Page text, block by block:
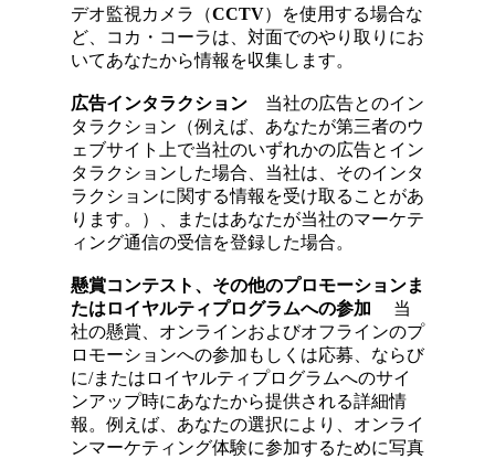
デオ監視カメラ（CCTV）を使用する場合な
ど、コカ・コーラは、対面でのやり取りにお
いてあなたから情報を収集します。
広告インタラクション 当社の広告とのイン
タラクション（例えば、あなたが第三者のウ
ェブサイト上で当社のいずれかの広告とイン
タラクションした場合、当社は、そのインタ
ラクションに関する情報を受け取ることがあ
ります。）、またはあなたが当社のマーケテ
ィング通信の受信を登録した場合。
懸賞コンテスト、その他のプロモーションま
たはロイヤルティプログラムへの参加 当
社の懸賞、オンラインおよびオフラインのプ
ロモーションへの参加もしくは応募、ならび
に/またはロイヤルティプログラムへのサイ
ンアップ時にあなたから提供される詳細情
報。例えば、あなたの選択により、オンライ
ンマーケティング体験に参加するために写真